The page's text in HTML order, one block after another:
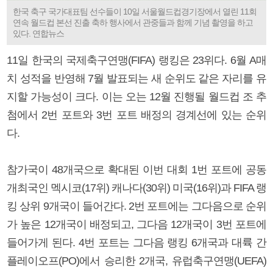
한국 축구 국가대표팀 선수들이 10일 서울월드컵경기장에서 열린 11회
연속 월드컵 본선 진출 축하 행사에서 관중들과 함께 기념 촬영을 하고
있다. 연합뉴스
11일 한국의 국제축구연맹(FIFA) 랭킹은 23위다. 6월 A매
치 성적을 반영해 7월 발표되는 새 순위도 같은 자리를 유
지할 가능성이 크다. 이는 오는 12월 진행될 월드컵 조 추
첨에서 2번 포트와 3번 포트 배정의 경계선에 있는 순위
다.
참가국이 48개국으로 확대된 이번 대회 1번 포트에 공동
개최국인 멕시코(17위) 캐나다(30위) 미국(16위)과 FIFA 랭
킹 상위 9개국이 들어간다. 2번 포트에는 그다음으로 순위
가 높은 12개국이 배정되고, 그다음 12개국이 3번 포트에
들어가게 된다. 4번 포트는 그다음 랭킹 6개국과 대륙 간
플레이오프(PO)에서 승리한 2개국, 유럽축구연맹(UEFA)